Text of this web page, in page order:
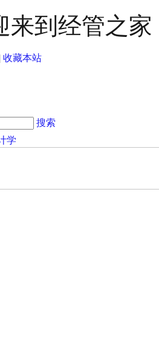
来到经管之家
收藏本站
搜索
学